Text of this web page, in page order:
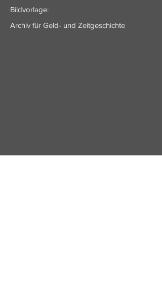
Bildvorlage:
Archiv für Geld- und Zeitgeschichte